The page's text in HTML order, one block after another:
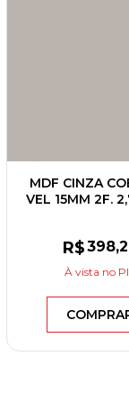
MDF CINZA
VEL 15MM 2F.
R$398
À vista no